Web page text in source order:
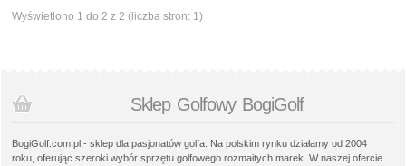
Wyświetlono 1 do 2 z 2 (liczba stron: 1)
Sklep Golfowy BogiGolf
BogiGolf.com.pl - sklep dla pasjonatów golfa. Na polskim rynku działamy od 2004
roku, oferując szeroki wybór sprzętu golfowego rozmaitych marek. W naszej ofercie